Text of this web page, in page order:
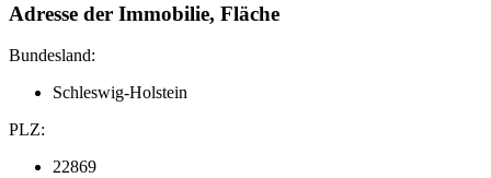
Adresse der Immobilie, Fläche
Bundesland:
Schleswig-Holstein
PLZ:
22869